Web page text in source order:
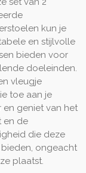
kun je
en stijlvolle
bieden voor
doeleinden.
vleugje
toe aan je
en geniet van het
en de
die deze
ongeacht
plaatst.